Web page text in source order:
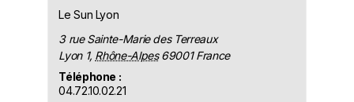
Le Sun Lyon
3 rue Sainte-Marie des Terreaux
Lyon 1, Rhône-Alpes 69001 France
Téléphone :
04.72.10.02.21